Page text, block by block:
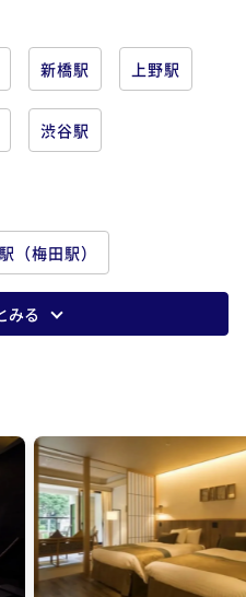
新橋駅 上野駅
渋谷駅
（梅田駅）
みる